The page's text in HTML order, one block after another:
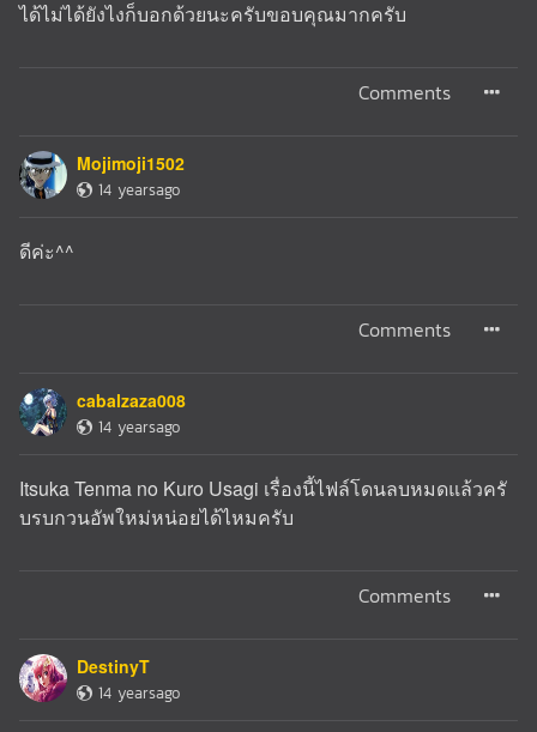
ได้ไม่ได้ยังไงก็บอกด้วยนะครับขอบคุณมากครับ
Comments
Mojimoji1502
14 yearsago
ดีค่ะ^^
Comments
cabalzaza008
14 yearsago
Itsuka Tenma no Kuro Usagi เรื่องนี้ไฟล์โดนลบหมดแล้วครั
บรบกวนอัพใหม่หน่อยได้ไหมครับ
Comments
DestinyT
14 yearsago